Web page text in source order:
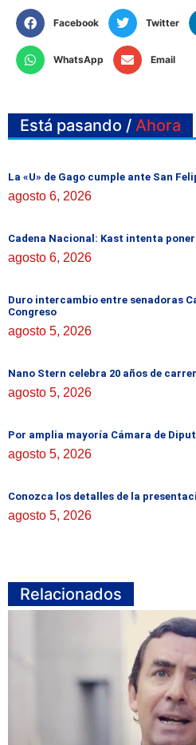
Facebook Twitter
WhatsApp Email
Está pasando / Ahora
La «U» de Gago cumple ante San
agosto 6, 2026
Cadena Nacional: Kast intenta
agosto 6, 2026
Duro intercambio entre senadoras
Congreso
agosto 5, 2026
Nano Stern celebra 20 años de
agosto 5, 2026
Por amplia mayoría Cámara de
agosto 5, 2026
Conozca los detalles de la
agosto 5, 2026
Relacionados